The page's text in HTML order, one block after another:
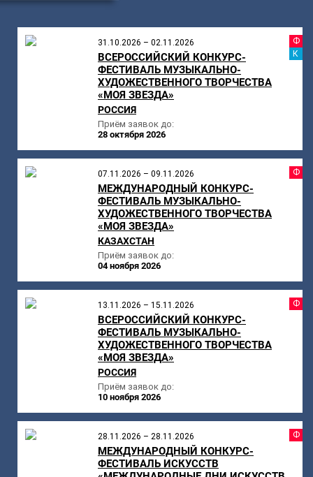
31.10.2026 – 02.11.2026
ВСЕРОССИЙСКИЙ КОНКУРС-
ФЕСТИВАЛЬ МУЗЫКАЛЬНО-
ХУДОЖЕСТВЕННОГО ТВОРЧЕСТВА
«МОЯ ЗВЕЗДА»
РОССИЯ
Приём заявок до:
28 октября 2026
07.11.2026 – 09.11.2026
МЕЖДУНАРОДНЫЙ КОНКУРС-
ФЕСТИВАЛЬ МУЗЫКАЛЬНО-
ХУДОЖЕСТВЕННОГО ТВОРЧЕСТВА
«МОЯ ЗВЕЗДА»
КАЗАХСТАН
Приём заявок до:
04 ноября 2026
13.11.2026 – 15.11.2026
ВСЕРОССИЙСКИЙ КОНКУРС-
ФЕСТИВАЛЬ МУЗЫКАЛЬНО-
ХУДОЖЕСТВЕННОГО ТВОРЧЕСТВА
«МОЯ ЗВЕЗДА»
РОССИЯ
Приём заявок до:
10 ноября 2026
28.11.2026 – 28.11.2026
МЕЖДУНАРОДНЫЙ КОНКУРС-
ФЕСТИВАЛЬ ИСКУССТВ